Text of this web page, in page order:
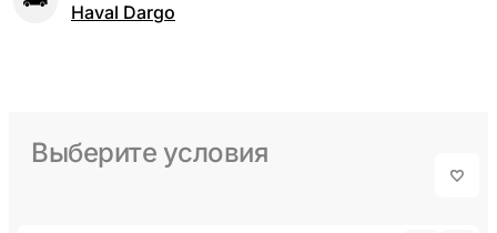
Haval Dargo
Выберите условия